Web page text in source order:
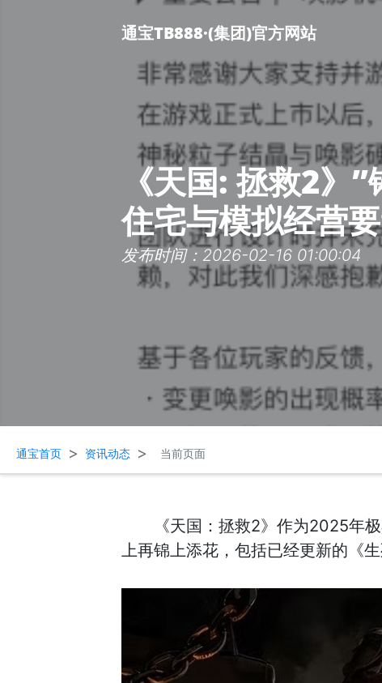
通宝TB888·(集团)官方网站
《天国: 拯救2》
住宅与模拟经营
发布时间：2026-02-16 01:00:04
通宝首页 > 资讯动态 > 当前页面
《天国：拯救2》作为2025年
上再锦上添花，包括已经更新的《